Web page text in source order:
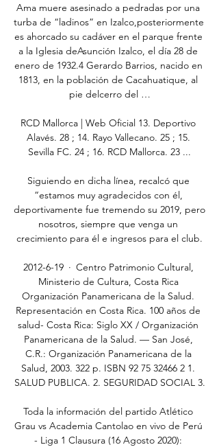
Ama muere asesinado a pedradas por una
turba de “ladinos” en Izalco,posteriormente
es ahorcado su cadáver en el parque frente
a la Iglesia deAsunción Izalco, el día 28 de
enero de 1932.4 Gerardo Barrios, nacido en
1813, en la población de Cacahuatique, al
pie delcerro del …
RCD Mallorca | Web Oficial 13. Deportivo
Alavés. 28 ; 14. Rayo Vallecano. 25 ; 15.
Sevilla FC. 24 ; 16. RCD Mallorca. 23 ...
Siguiendo en dicha línea, recalcó que
“estamos muy agradecidos con él,
deportivamente fue tremendo su 2019, pero
nosotros, siempre que venga un
crecimiento para él e ingresos para el club.
2012-6-19 · Centro Patrimonio Cultural,
Ministerio de Cultura, Costa Rica
Organización Panamericana de la Salud.
Representación en Costa Rica. 100 años de
salud- Costa Rica: Siglo XX / Organización
Panamericana de la Salud. — San José,
C.R.: Organización Panamericana de la
Salud, 2003. 322 p. ISBN 92 75 32466 2 1.
SALUD PUBLICA. 2. SEGURIDAD SOCIAL 3.
Toda la información del partido Atlético
Grau vs Academia Cantolao en vivo de Perú
- Liga 1 Clausura (16 Agosto 2020):